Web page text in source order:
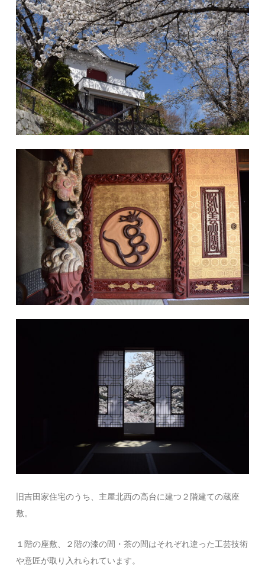
旧吉田家住宅のうち、主屋北西の高台に建つ２階建ての蔵座
敷。
１階の座敷、２階の漆の間・茶の間はそれぞれ違った工芸技術
や意匠が取り入れられています。